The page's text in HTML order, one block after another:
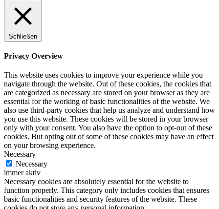
Schließen
Privacy Overview
This website uses cookies to improve your experience while you
navigate through the website. Out of these cookies, the cookies that
are categorized as necessary are stored on your browser as they are
essential for the working of basic functionalities of the website. We
also use third-party cookies that help us analyze and understand how
you use this website. These cookies will be stored in your browser
only with your consent. You also have the option to opt-out of these
cookies. But opting out of some of these cookies may have an effect
on your browsing experience.
Necessary
Necessary
immer aktiv
Necessary cookies are absolutely essential for the website to
function properly. This category only includes cookies that ensures
basic functionalities and security features of the website. These